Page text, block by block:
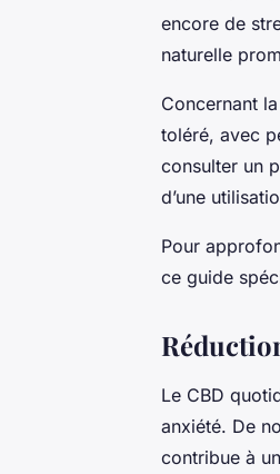
encore de
naturelle
Concernant
toléré, avec
consulter un
d’une
Pour
ce guide
Le CBD
anxiété. De
contribue à